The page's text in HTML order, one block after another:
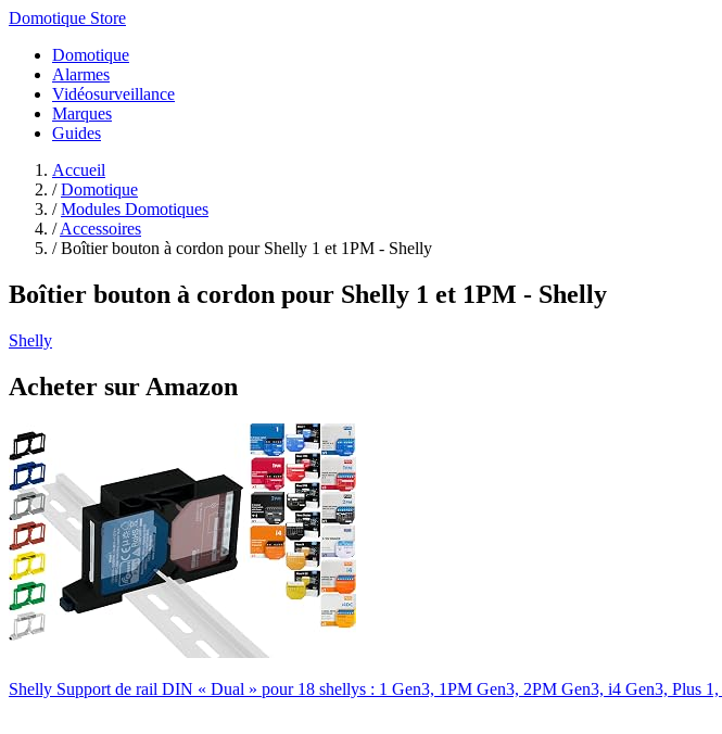
Domotique Store
Domotique
Alarmes
Vidéosurveillance
Marques
Guides
Accueil
/ Domotique
/ Modules Domotiques
/ Accessoires
/ Boîtier bouton à cordon pour Shelly 1 et 1PM - Shelly
Boîtier bouton à cordon pour Shelly 1 et 1PM - Shelly
Shelly
Acheter sur Amazon
Shelly Support de rail DIN « Dual » pour 18 shellys : 1 Gen3, 1PM Gen3, 2PM Gen3, i4 Gen3, Plus